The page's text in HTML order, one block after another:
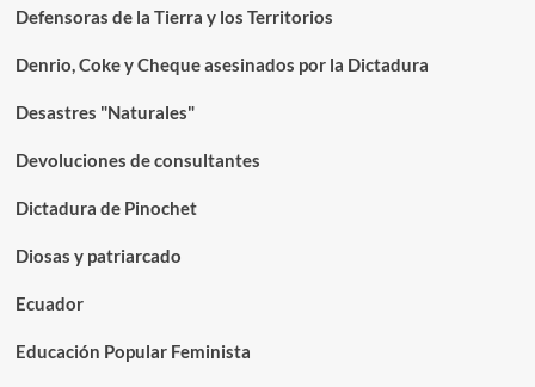
Defensoras de la Tierra y los Territorios
Denrio, Coke y Cheque asesinados por la Dictadura
Desastres "Naturales"
Devoluciones de consultantes
Dictadura de Pinochet
Diosas y patriarcado
Ecuador
Educación Popular Feminista